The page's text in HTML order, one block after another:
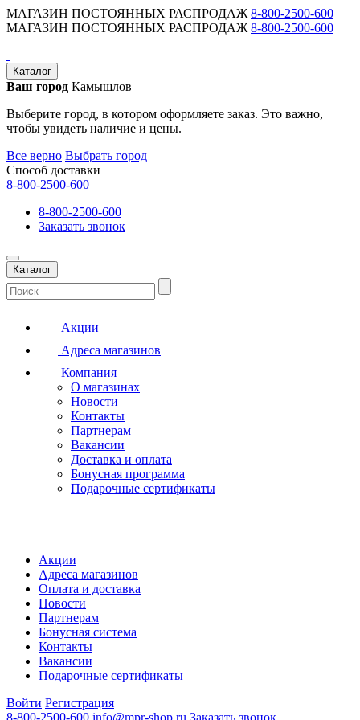
МАГАЗИН ПОСТОЯННЫХ РАСПРОДАЖ 8-800-2500-600
МАГАЗИН ПОСТОЯННЫХ РАСПРОДАЖ 8-800-2500-600
Каталог
Ваш город Камышлов
Выберите город, в котором оформляете заказ. Это важно,
чтобы увидеть наличие и цены.
Все верно Выбрать город
Способ доставки
8-800-2500-600
8-800-2500-600
Заказать звонок
Каталог
Акции
Адреса магазинов
Компания
О магазинах
Новости
Контакты
Партнерам
Вакансии
Доставка и оплата
Бонусная программа
Подарочные сертификаты
Акции
Адреса магазинов
Оплата и доставка
Новости
Партнерам
Бонусная система
Контакты
Вакансии
Подарочные сертификаты
Войти Регистрация
8-800-2500-600 info@mpr-shop.ru Заказать звонок